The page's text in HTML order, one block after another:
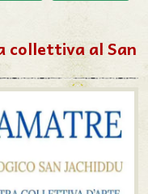
collettiva al San